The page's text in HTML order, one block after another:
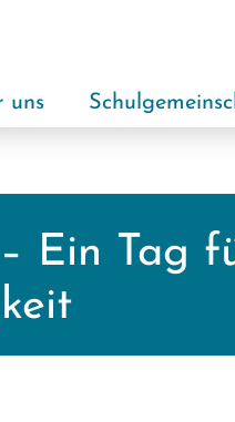
uns
Ein Tag